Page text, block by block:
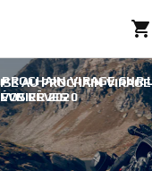
AU PROCHAIN
RÊVES
VIRAGE SUR
2020